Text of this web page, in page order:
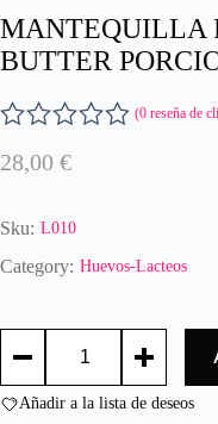
MANTEQUILLA
BUTTER
V
a
o
a
n
0
(0 reseña de
28,00 €
Sku: L010
Category: Huevos-Lacteos
PORCIONES
/
Añadir a la lista de deseos